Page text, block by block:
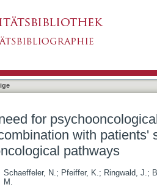
screening
for
with patients'
pathways
Schaeffeler, N.; Pfeiffer, K.; Ringwald, J.;
M.